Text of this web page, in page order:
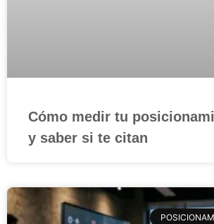
Cómo medir tu
y saber si te citan